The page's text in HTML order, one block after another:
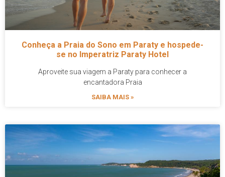
Conheça a Praia do Sono em Paraty e hospede-
se no Imperatriz Paraty Hotel
Aproveite sua viagem a Paraty para conhecer a
encantadora Praia
SAIBA MAIS »